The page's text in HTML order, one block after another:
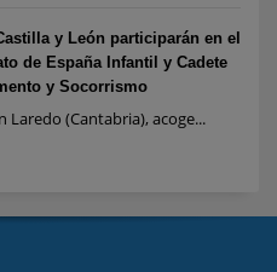
y León participarán en el
de España Infantil y Cadete
y Socorrismo
Laredo (Cantabria), acoge...